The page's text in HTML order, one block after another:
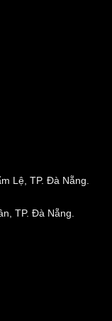
Lệ, TP. Đà Nẵng.
TP. Đà Nẵng.